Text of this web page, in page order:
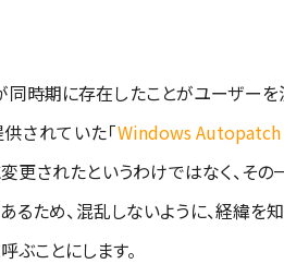
同時期に存在したことがユーザー
されていた「Windows Autopatch
更されたというわけではなく、そ
ため、混乱しないように、経緯を
ぶことにします。